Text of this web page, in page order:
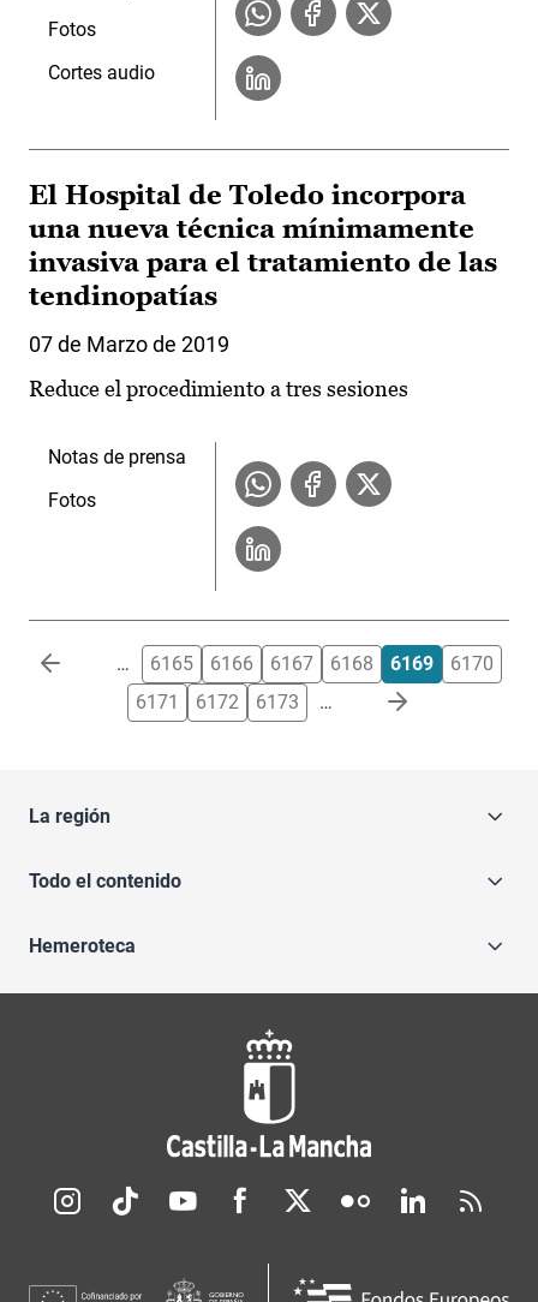
Fotos
Cortes audio
El Hospital de Toledo incorpora
una nueva técnica mínimamente
invasiva para el tratamiento de las
tendinopatías
07 de Marzo de 2019
Reduce el procedimiento a tres sesiones
Notas de prensa
Fotos
Paginación … 6165 6166 6167 6168 6169
6170
6171
6172 6173 …
La región
Todo el contenido
Hemeroteca
Redes sociales JCCM